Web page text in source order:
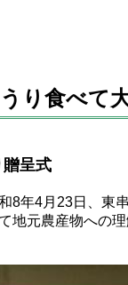
り食べて
呈式
8年4月23日、東
地元農産物への理